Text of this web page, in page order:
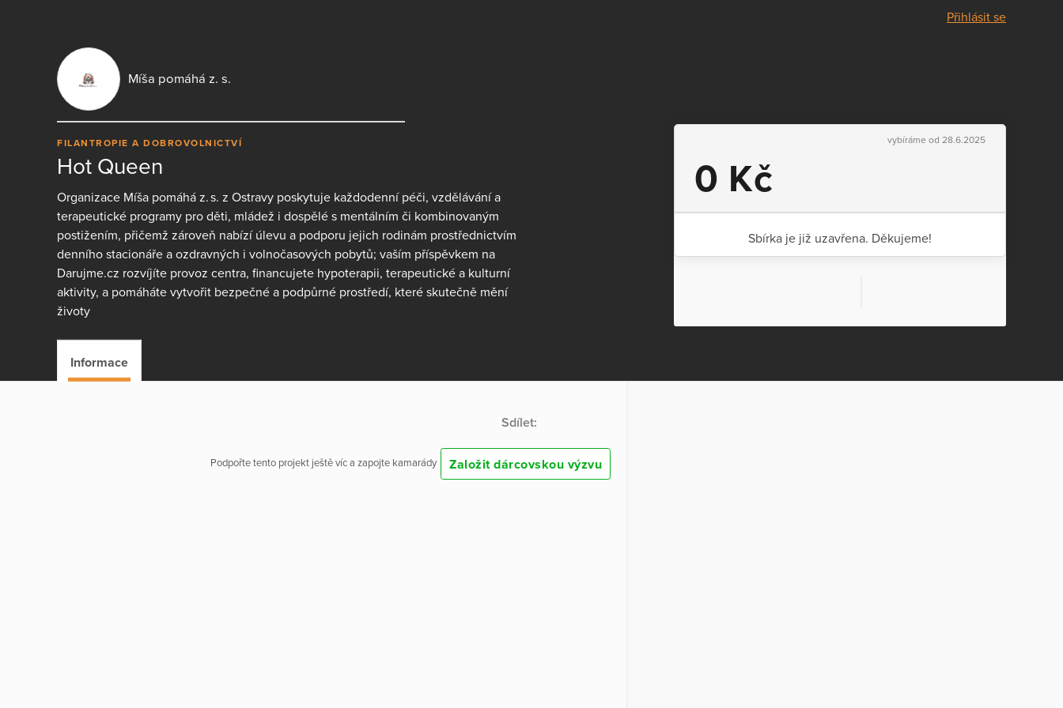
Přihlásit se
Míša pomáhá z. s.
FILANTROPIE A DOBROVOLNICTVÍ
Hot Queen
Organizace Míša pomáhá z. s. z Ostravy poskytuje každodenní péči, vzdělávání a
terapeutické programy pro děti, mládež i dospělé s mentálním či kombinovaným
postižením, přičemž zároveň nabízí úlevu a podporu jejich rodinám prostřednictvím
denního stacionáře a ozdravných i volnočasových pobytů; vaším příspěvkem na
Darujme.cz rozvíjíte provoz centra, financujete hypoterapii, terapeutické a kulturní
aktivity, a pomáháte vytvořit bezpečné a podpůrné prostředí, které skutečně mění
životy
vybíráme od 28.6.2025
0 Kč
Sbírka je již uzavřena. Děkujeme!
Informace
Sdílet:
Podpořte tento projekt ještě víc a zapojte kamarády Založit dárcovskou výzvu